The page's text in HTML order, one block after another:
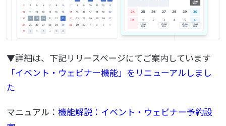
▼詳細は、下記リリースページにてご案内しています
「イベント・ウェビナー機能」をリニューアルしまし
た
マニュアル：機能解説：イベント・ウェビナー予約設